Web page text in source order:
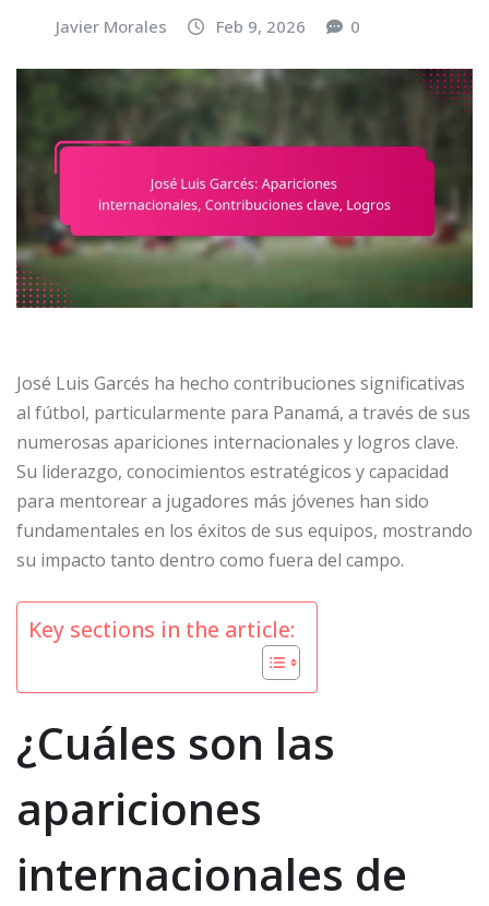
Javier Morales Feb 9, 2026 0
José Luis Garcés ha hecho contribuciones significativas
al fútbol, particularmente para Panamá, a través de sus
numerosas apariciones internacionales y logros clave.
Su liderazgo, conocimientos estratégicos y capacidad
para mentorear a jugadores más jóvenes han sido
fundamentales en los éxitos de sus equipos, mostrando
su impacto tanto dentro como fuera del campo.
Key sections in the article:
¿Cuáles son las
apariciones
internacionales de